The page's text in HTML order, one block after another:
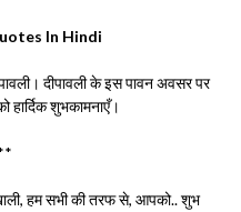
In Hindi
दीपावली के इस पावन अवसर पर
हार्दिक शुभकामनाएँ।
हम सभी की तरफ से, आपको.. शुभ